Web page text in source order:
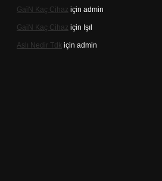
Gai̇N Kaç Cihaz için admin
Gai̇N Kaç Cihaz için Işıl
Aslı Nedir Tdk için admin